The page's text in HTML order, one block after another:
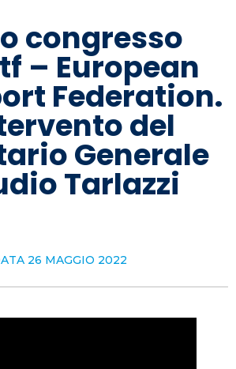
congresso
– European
Federation.
del
Generale
Tarlazzi
26 MAGGIO 2022